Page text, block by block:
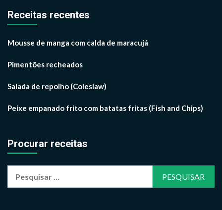
Receitas recentes
Mousse de manga com calda de maracujá
Pimentões recheados
Salada de repolho (Coleslaw)
Peixe empanado frito com batatas fritas (Fish and Chips)
Procurar receitas